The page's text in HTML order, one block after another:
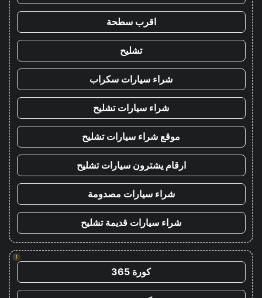
اقرب سطحة
تشليح
شراء سيارات سكراب
شراء سيارات تشليح
موقع شراء سيارات تشليح
ارقام يشترون سيارات تشليح
شراء سيارات مصدومة
شراء سيارات قديمة تشليح
!
كورة 365